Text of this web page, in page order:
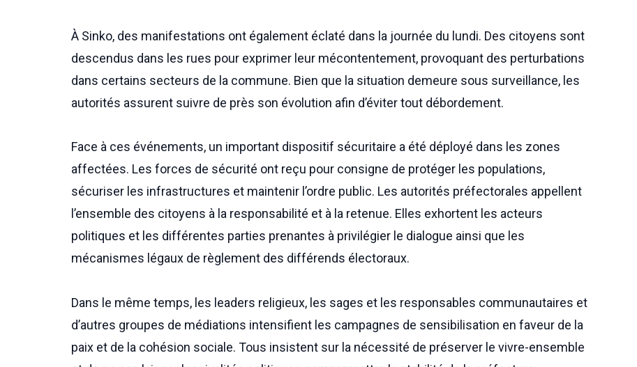
À Sinko, des manifestations ont également éclaté dans la journée du lundi. Des citoyens sont
descendus dans les rues pour exprimer leur mécontentement, provoquant des perturbations
dans certains secteurs de la commune. Bien que la situation demeure sous surveillance, les
autorités assurent suivre de près son évolution afin d’éviter tout débordement.
Face à ces événements, un important dispositif sécuritaire a été déployé dans les zones
affectées. Les forces de sécurité ont reçu pour consigne de protéger les populations,
sécuriser les infrastructures et maintenir l’ordre public. Les autorités préfectorales appellent
l’ensemble des citoyens à la responsabilité et à la retenue. Elles exhortent les acteurs
politiques et les différentes parties prenantes à privilégier le dialogue ainsi que les
mécanismes légaux de règlement des différends électoraux.
Dans le même temps, les leaders religieux, les sages et les responsables communautaires et
d’autres groupes de médiations intensifient les campagnes de sensibilisation en faveur de la
paix et de la cohésion sociale. Tous insistent sur la nécessité de préserver le vivre-ensemble